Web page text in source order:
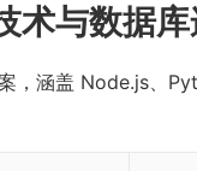
术与数据
，涵盖 Node.js、